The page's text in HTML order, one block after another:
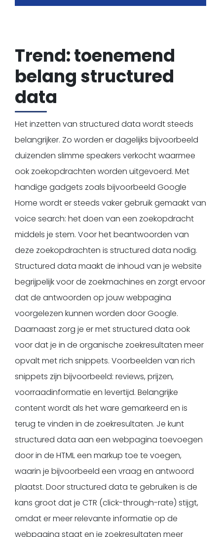
Trend: toenemend
belang structured
data
Het inzetten van structured data wordt steeds
belangrijker. Zo worden er dagelijks bijvoorbeeld
duizenden slimme speakers verkocht waarmee
ook zoekopdrachten worden uitgevoerd. Met
handige gadgets zoals bijvoorbeeld Google
Home wordt er steeds vaker gebruik gemaakt van
voice search: het doen van een zoekopdracht
middels je stem. Voor het beantwoorden van
deze zoekopdrachten is structured data nodig.
Structured data maakt de inhoud van je website
begrijpelijk voor de zoekmachines en zorgt ervoor
dat de antwoorden op jouw webpagina
voorgelezen kunnen worden door Google.
Daarnaast zorg je er met structured data ook
voor dat je in de organische zoekresultaten meer
opvalt met rich snippets. Voorbeelden van rich
snippets zijn bijvoorbeeld: reviews, prijzen,
voorraadinformatie en levertijd. Belangrijke
content wordt als het ware gemarkeerd en is
terug te vinden in de zoekresultaten. Je kunt
structured data aan een webpagina toevoegen
door in de HTML een markup toe te voegen,
waarin je bijvoorbeeld een vraag en antwoord
plaatst. Door structured data te gebruiken is de
kans groot dat je CTR (click-through-rate) stijgt,
omdat er meer relevante informatie op de
webpagina staat en je zoekresultaten meer